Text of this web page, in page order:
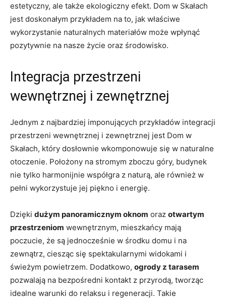
estetyczny, ale także ekologiczny efekt. Dom w Skałach
jest doskonałym przykładem‌ na ⁣to, jak właściwe
wykorzystanie ‍naturalnych materiałów może⁤ wpłynąć
pozytywnie ‌na nasze⁢ życie oraz środowisko.
Integracja przestrzeni
wewnętrznej i zewnętrznej
Jednym z najbardziej imponujących przykładów integracji
przestrzeni wewnętrznej⁢ i zewnętrznej jest ‍Dom w
Skałach,⁢ który dosłownie​ wkomponowuje ‌się w naturalne
otoczenie. Położony na stromym zboczu ​góry, budynek
nie tylko harmonijnie ⁢współgra⁤ z naturą, ale ‍również w
pełni⁤ wykorzystuje jej piękno i‌ energię.
Dzięki dużym panoramicznym oknom oraz⁣ otwartym
przestrzeniom wewnętrznym, mieszkańcy mają
poczucie,⁣ że są jednocześnie​ w środku domu i na
zewnątrz,‌ ciesząc ‍się spektakularnymi widokami i‍
świeżym powietrzem. Dodatkowo, ogrody ⁣z tarasem
⁢pozwalają na bezpośredni ​kontakt z przyrodą, tworząc
idealne warunki ​do relaksu ​i regeneracji. Takie